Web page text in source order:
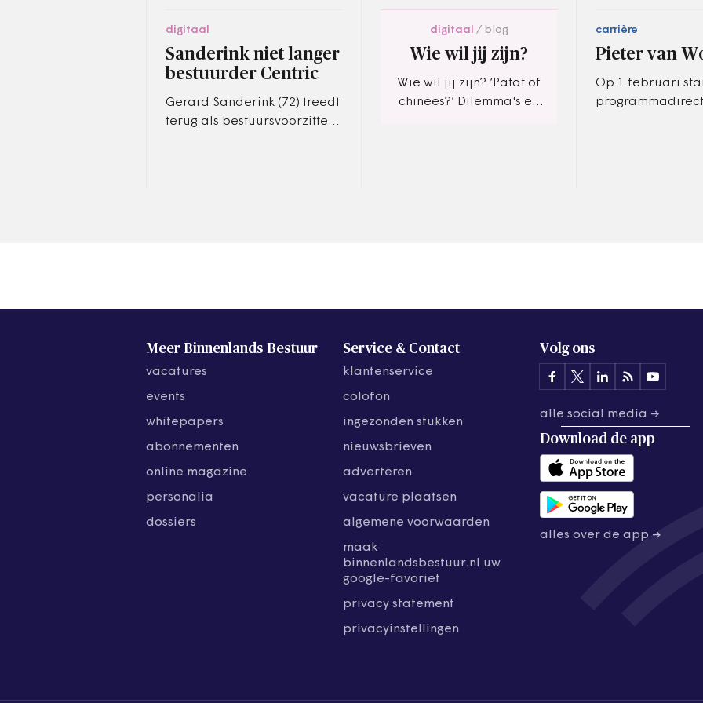
digitaal
Sanderink niet langer
bestuurder Centric
Gerard Sanderink (72) treedt
terug als bestuursvoorzitter
digitaal blog
Wie wil jij zijn?
Wie wil jij zijn? ‘Patat of
chinees?’ Dilemma's en
carrière
Pieter van
Op 1 februari
Meer Binnenlands Bestuur
vacatures
events
whitepapers
abonnementen
online magazine
personalia
dossiers
Service & Contact
klantenservice
colofon
ingezonden stukken
nieuwsbrieven
adverteren
vacature plaatsen
algemene voorwaarden
maak
binnenlandsbestuur.nl uw
google-favoriet
privacy statement
privacyinstellingen
Volg ons
alle social media →
Download de app
alles over de app →